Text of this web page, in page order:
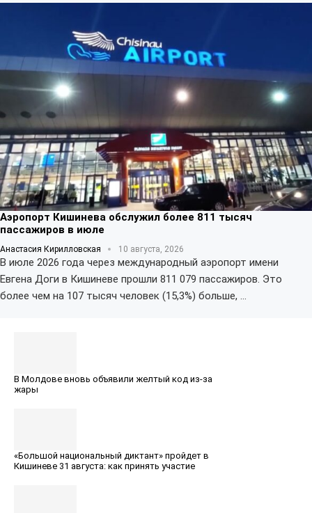
Аэропорт Кишинева обслужил более 811 тысяч
пассажиров в июле
Анастасия Кирилловская 10 августа, 2026
В июле 2026 года через международный аэропорт имени
Евгена Доги в Кишиневе прошли 811 079 пассажиров. Это
более чем на 107 тысяч человек (15,3%) больше, …
В Молдове вновь объявили желтый код из-за
жары
«Большой национальный диктант» пройдет в
Кишиневе 31 августа: как принять участие